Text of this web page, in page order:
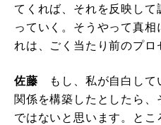
てくれば、それを反映して
っていく。そうやって真
れは、ごく当たり前のプロ
佐藤
もし、私が自白し
関係を構築したとしたら、
ではないと思います。と